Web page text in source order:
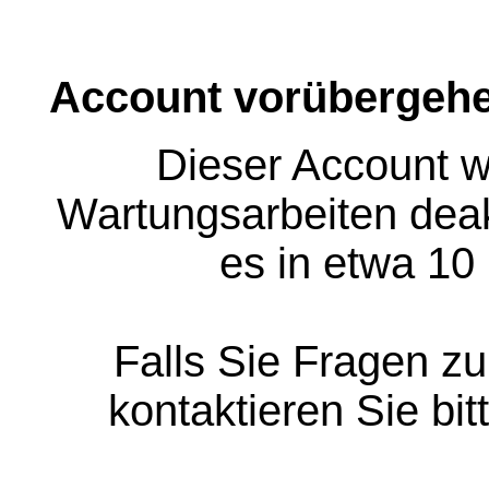
Account
Dieser Account
Wartungsarbeiten
es in etwa
Falls Sie Fragen
kontaktieren Sie